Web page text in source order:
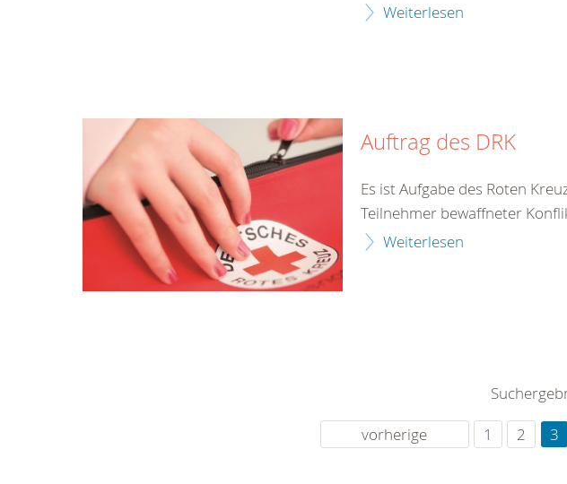
Weiterlesen
Auftrag des DRK
Es ist Aufgabe des Roten
Teilnehmer bewaffneter
Weiterlesen
vorherige
1 2 3